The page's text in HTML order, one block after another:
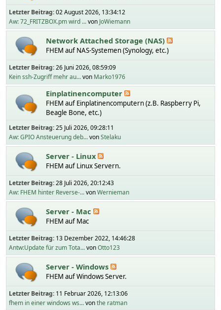
Letzter Beitrag:02 August 2026, 13:34:12
Aw: 72_FRITZBOX.pm wird ...von JoWiemann
Network Attached Storage (NAS)
FHEM auf NAS-Systemen (Synology, etc.)
Letzter Beitrag:26 Juni 2026, 08:59:09
Kein ssh-Zugriff mehr au...von Marko1976
Einplatinencomputer
FHEM auf Einplatinencomputern (z.B. Raspberry Pi,
Beagle Bone, etc.)
Letzter Beitrag:25 Juli 2026, 09:28:11
Aw: GPIO Ansteuerung deb...vonStelaku
Server - Linux
FHEM auf Linux Servern.
Letzter Beitrag:28 Juli 2026, 20:12:43
Aw: FHEM hinter Reverse-...vonWernieman
Server - Mac
FHEM auf Mac
Letzter Beitrag: 13 Dezember 2022, 14:46:28
Antw:Update für zum Tota...vonOtto123
Server - Windows
FHEM auf Windows Server.
Letzter Beitrag: 11 Februar 2026, 12:13:06
fhem in einer windows ws...vonthe ratman